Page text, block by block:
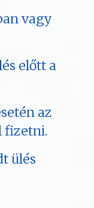
vagy
előtt a
az
fizetni.
ülés